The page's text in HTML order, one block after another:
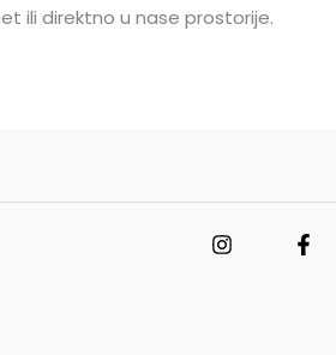
ili direktno u nase prostorije.